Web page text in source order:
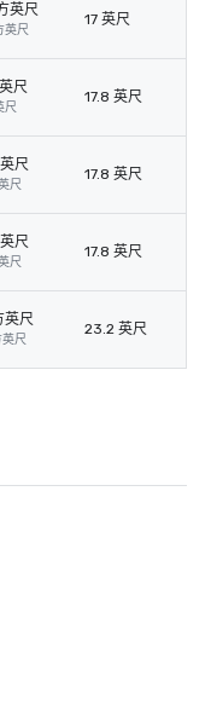
英尺
英尺
17 英尺
尺
尺
17.8 英尺
尺
尺
17.8 英尺
尺
尺
17.8 英尺
英尺
尺
23.2 英尺